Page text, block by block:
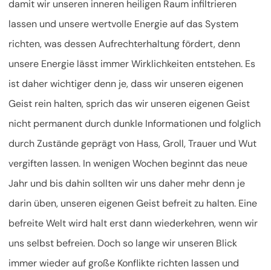
damit wir unseren inneren heiligen Raum infiltrieren
lassen und unsere wertvolle Energie auf das System
richten, was dessen Aufrechterhaltung fördert, denn
unsere Energie lässt immer Wirklichkeiten entstehen. Es
ist daher wichtiger denn je, dass wir unseren eigenen
Geist rein halten, sprich das wir unseren eigenen Geist
nicht permanent durch dunkle Informationen und folglich
durch Zustände geprägt von Hass, Groll, Trauer und Wut
vergiften lassen. In wenigen Wochen beginnt das neue
Jahr und bis dahin sollten wir uns daher mehr denn je
darin üben, unseren eigenen Geist befreit zu halten. Eine
befreite Welt wird halt erst dann wiederkehren, wenn wir
uns selbst befreien. Doch so lange wir unseren Blick
immer wieder auf große Konflikte richten lassen und